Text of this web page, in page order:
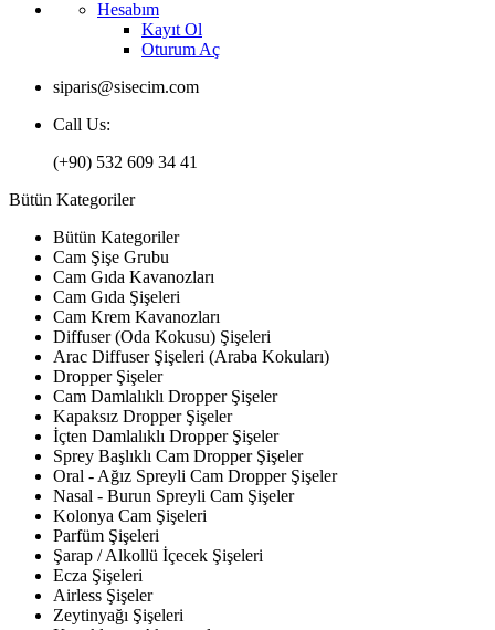
Hesabım
Kayıt Ol
Oturum Aç
siparis@sisecim.com
Call Us:
(+90) 532 609 34 41
Bütün Kategoriler
Bütün Kategoriler
Cam Şişe Grubu
Cam Gıda Kavanozları
Cam Gıda Şişeleri
Cam Krem Kavanozları
Diffuser (Oda Kokusu) Şişeleri
Arac Diffuser Şişeleri (Araba Kokuları)
Dropper Şişeler
Cam Damlalıklı Dropper Şişeler
Kapaksız Dropper Şişeler
İçten Damlalıklı Dropper Şişeler
Sprey Başlıklı Cam Dropper Şişeler
Oral - Ağız Spreyli Cam Dropper Şişeler
Nasal - Burun Spreyli Cam Şişeler
Kolonya Cam Şişeleri
Parfüm Şişeleri
Şarap / Alkollü İçecek Şişeleri
Ecza Şişeleri
Airless Şişeler
Zeytinyağı Şişeleri